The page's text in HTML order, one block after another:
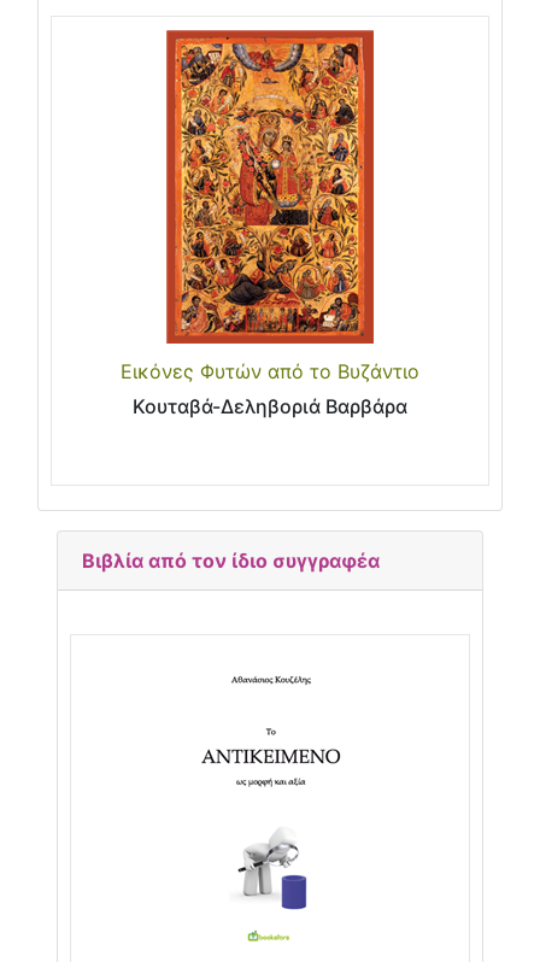
Εικόνες Φυτών από το Βυζάντιο
Κουταβά-Δεληβοριά Βαρβάρα
Βιβλία από τον ίδιο συγγραφέα